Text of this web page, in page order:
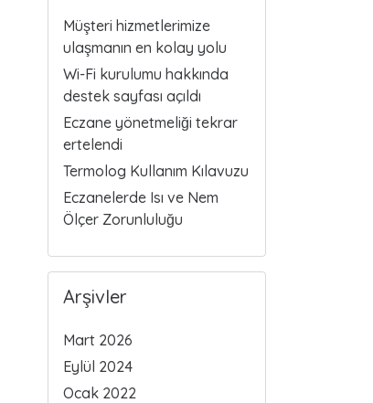
Müşteri hizmetlerimize
ulaşmanın en kolay yolu
Wi-Fi kurulumu hakkında
destek sayfası açıldı
Eczane yönetmeliği tekrar
ertelendi
Termolog Kullanım Kılavuzu
Eczanelerde Isı ve Nem
Ölçer Zorunluluğu
Arşivler
Mart 2026
Eylül 2024
Ocak 2022